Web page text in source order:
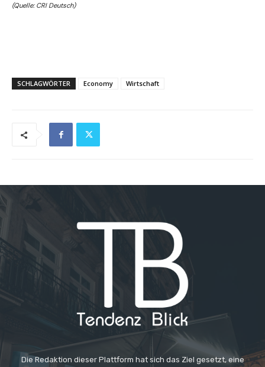
(Quelle: CRI Deutsch)
SCHLAGWÖRTER Economy Wirtschaft
Die Redaktion dieser Plattform hat sich das Ziel gesetzt, eine